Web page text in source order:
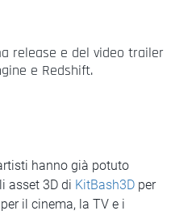
release e del video trailer
e Redshift.
hanno già potuto
asset 3D di KitBash3D per
il cinema, la TV e i